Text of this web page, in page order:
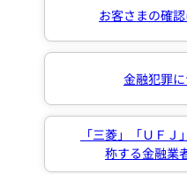
お客さまの確
金融犯罪
「三菱」「ＵＦ
称する金融業